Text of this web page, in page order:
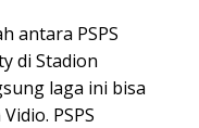
antara PSPS
di Stadion
laga ini bisa
PSPS